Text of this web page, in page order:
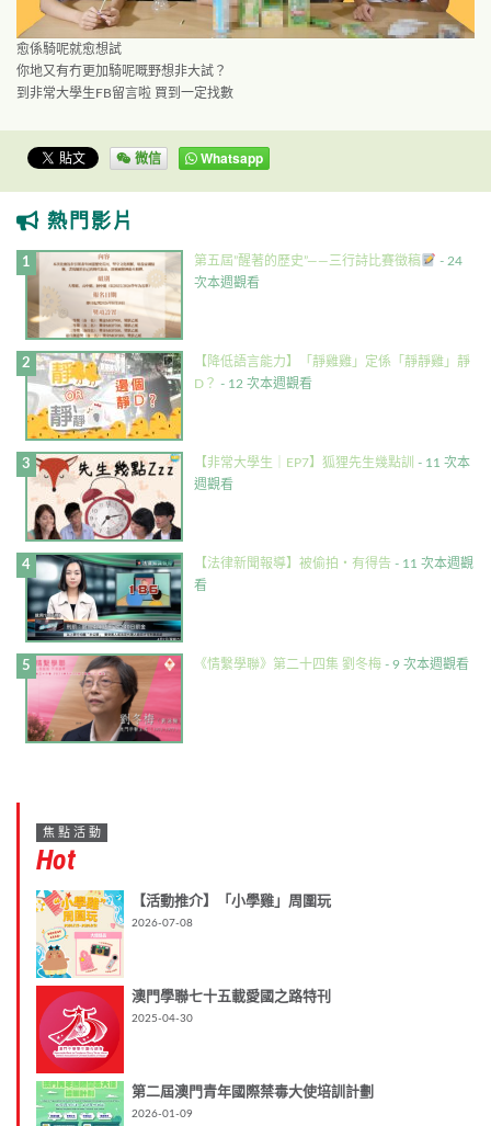
愈係騎呢就愈想試
你地又有冇更加騎呢嘅野想非大試？
到非常大學生FB留言啦 買到一定找數
微信 Whatsapp
熱門影片
第五屆”醒著的歷史”——三行詩比賽徵稿
- 24
次本週觀看
【降低語言能力】「靜雞雞」定係「靜靜雞」靜
D？ - 12 次本週觀看
【非常大學生｜EP7】狐狸先生幾點訓 - 11 次本
週觀看
【法律新聞報導】被偷拍・有得告 - 11 次本週觀
看
《情繫學聯》第二十四集 劉冬梅 - 9 次本週觀看
焦點活動
Hot
【活動推介】「小學雞」周圍玩
2026-07-08
澳門學聯七十五載愛國之路特刊
2025-04-30
第二屆澳門青年國際禁毒大使培訓計劃
2026-01-09